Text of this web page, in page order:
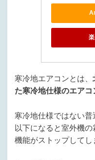
寒冷地エアコンとは、
た寒冷地仕様のエアコ
寒冷地仕様ではない
以下になると室外機
機能がストップしてし